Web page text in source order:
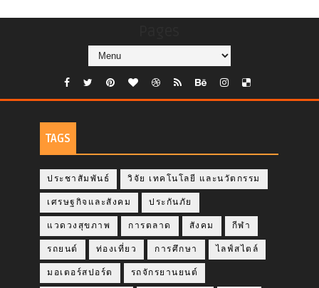
TAGS
ประชาสัมพันธ์ วิจัย เทคโนโลยี และนวัตกรรม
เศรษฐกิจและสังคม ประกันภัย
แวดวงสุขภาพ การตลาด สังคม กีฬา
รถยนต์ ท่องเที่ยว การศึกษา ไลฟ์สไตล์
มอเตอร์สปอร์ต รถจักรยานยนต์